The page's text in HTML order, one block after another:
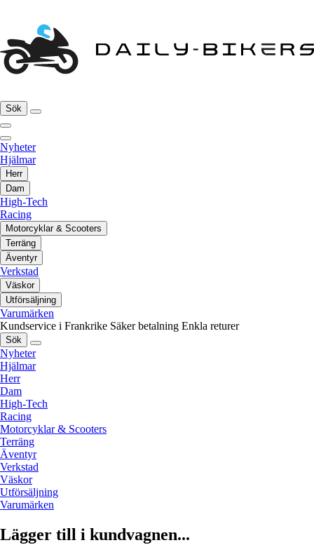
Sök
Nyheter
Hjälmar
Herr
Dam
High-Tech
Racing
Motorcyklar & Scooters
Terräng
Äventyr
Verkstad
Väskor
Utförsäljning
Varumärken
Kundservice i Frankrike Säker betalning Enkla returer
Sök
Nyheter
Hjälmar
Herr
Dam
High-Tech
Racing
Motorcyklar & Scooters
Terräng
Äventyr
Verkstad
Väskor
Utförsäljning
Varumärken
Lägger till i kundvagnen...